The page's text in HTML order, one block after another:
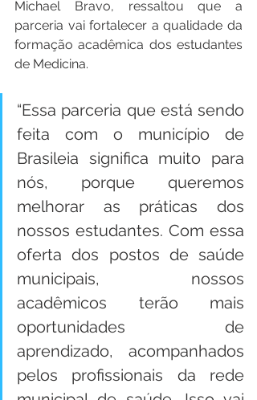
Michael Bravo, ressaltou que a
parceria vai fortalecer a qualidade da
formação acadêmica dos estudantes
de Medicina.
“Essa parceria que está sendo
feita com o município de
Brasileia significa muito para
nós, porque queremos
melhorar as práticas dos
nossos estudantes. Com essa
oferta dos postos de saúde
municipais, nossos
acadêmicos terão mais
oportunidades de
aprendizado, acompanhados
pelos profissionais da rede